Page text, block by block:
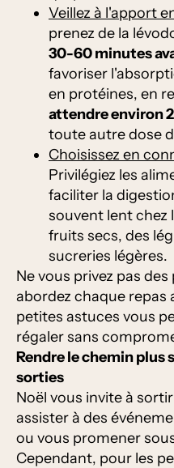
Veillez à l'apport
prenez de la
30-60 minutes
favoriser
en protéines, en
attendre environ
toute autre dose
Choisissez en
Privilégiez les
faciliter la
souvent lent chez
fruits secs, des
sucreries légères.
Ne vous privez pas
abordez chaque repas
petites astuces vous
régaler sans
Rendre le chemin plus
sorties
Noël vous invite à
assister à des
ou vous promener
Cependant, pour les